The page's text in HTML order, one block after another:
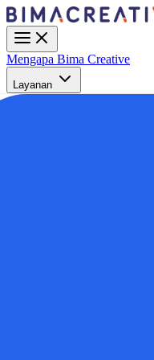
Mengapa Bima Creative
Layanan